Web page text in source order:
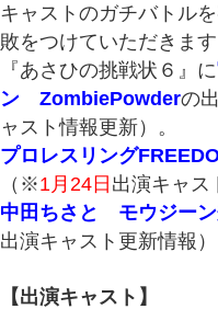
キャストのガチバトル
敗をつけていただきます
『あさひの挑戦状６』に
ン ZombiePowderの
ャスト情報更新）。
プロレスリング
（※1月24日 出演キャス
中田ちさと モウジーン
出演キャスト更新情報）
【出演キャスト】